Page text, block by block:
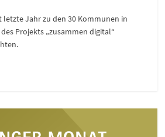
letzte Jahr zu den 30 Kommunen in
Projekts „zusammen digital“